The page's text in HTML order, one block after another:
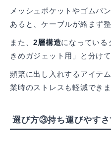
メッシュポケットやゴムバ
あると、ケーブルが絡まず
また、2層構造になっている
きめガジェット用」と分けて
頻繁に出し入れするアイテ
業時のストレスも軽減できま
選び方③持ち運びやすさ